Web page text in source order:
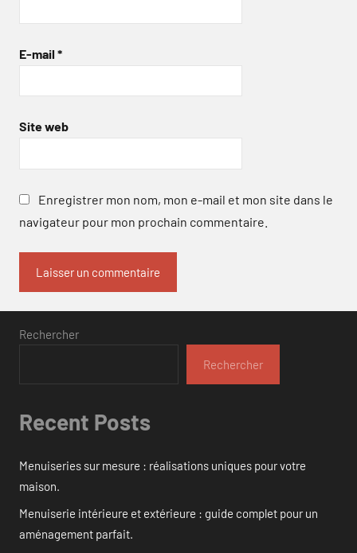
E-mail *
Site web
Enregistrer mon nom, mon e-mail et mon site dans le
navigateur pour mon prochain commentaire.
Rechercher
Rechercher
Recent Posts
Menuiseries sur mesure : réalisations uniques pour votre
maison.
Menuiserie intérieure et extérieure : guide complet pour un
aménagement parfait.